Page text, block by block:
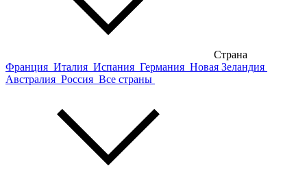
Страна
Франция Италия Испания Германия Новая Зеландия
Австралия Россия Все страны